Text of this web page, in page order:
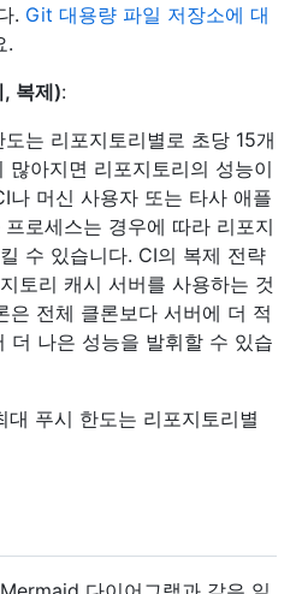
. Git 대용량 파일 저장소에 대
.
복제):
는 리포지토리별로 초당 15개
많아지면 리포지토리의 성능이
나 머신 사용자 또는 타사 애플
로세스는 경우에 따라 리포지
수 있습니다. CI의 복제 전략
토리 캐시 서버를 사용하는 것
은 전체 클론보다 서버에 더 적
더 나은 성능을 발휘할 수 있습
대 푸시 한도는 리포지토리별